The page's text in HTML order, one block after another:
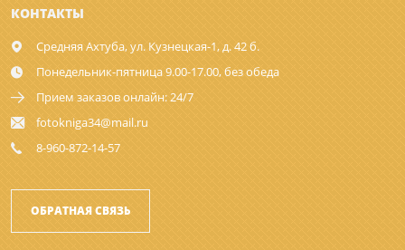
КОНТАКТЫ
Средняя Ахтуба,ул. Кузнецкая-1, д. 42 б.
Понедельник-пятница 9.00-17.00, без обеда
Прием заказов онлайн: 24/7
fotokniga34@mail.ru
8-960-872-14-57
ОБРАТНАЯ СВЯЗЬ